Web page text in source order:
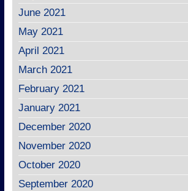
June 2021
May 2021
April 2021
March 2021
February 2021
January 2021
December 2020
November 2020
October 2020
September 2020